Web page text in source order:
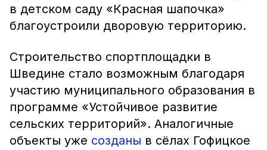
в детском саду «Красная шапочка»
благоустроили дворовую территорию.
Строительство спортплощадки в
Шведине стало возможным благодаря
участию муниципального образования в
программе «Устойчивое развитие
сельских территорий». Аналогичные
объекты уже созданы в сёлах Гофицкое